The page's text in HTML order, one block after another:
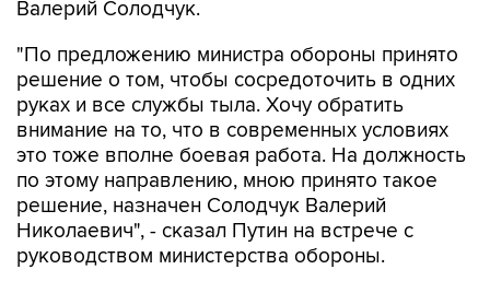
Валерий Солодчук.
"По предложению министра обороны принято
решение о том, чтобы сосредоточить в одних
руках и все службы тыла. Хочу обратить
внимание на то, что в современных условиях
это тоже вполне боевая работа. На должность
по этому направлению, мною принято такое
решение, назначен Солодчук Валерий
Николаевич", - сказал Путин на встрече с
руководством министерства обороны.